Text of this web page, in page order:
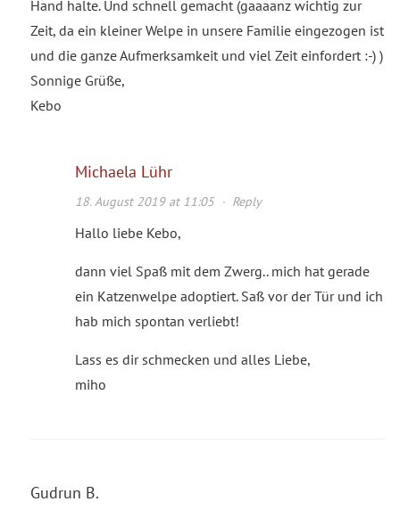
Hand halte. Und schnell gemacht (gaaaanz wichtig zur
Zeit, da ein kleiner Welpe in unsere Familie eingezogen ist
und die ganze Aufmerksamkeit und viel Zeit einfordert :-) )
Sonnige Grüße,
Kebo
Michaela Lühr
18. August 2019 at 11:05· Reply
Hallo liebe Kebo,
dann viel Spaß mit dem Zwerg.. mich hat gerade
ein Katzenwelpe adoptiert. Saß vor der Tür und ich
hab mich spontan verliebt!
Lass es dir schmecken und alles Liebe,
miho
Gudrun B.